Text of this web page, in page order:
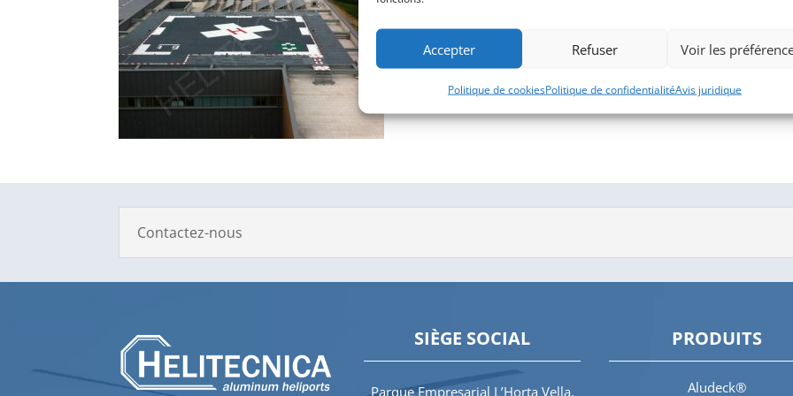
Accepter Refuser Voir les
Politique de cookiesPolitique de confidentialitéAvis juridique
Contactez-nous
SIÈGE SOCIAL
Parque Empresarial L’Horta Vella,
PRODUITS
Aludeck®